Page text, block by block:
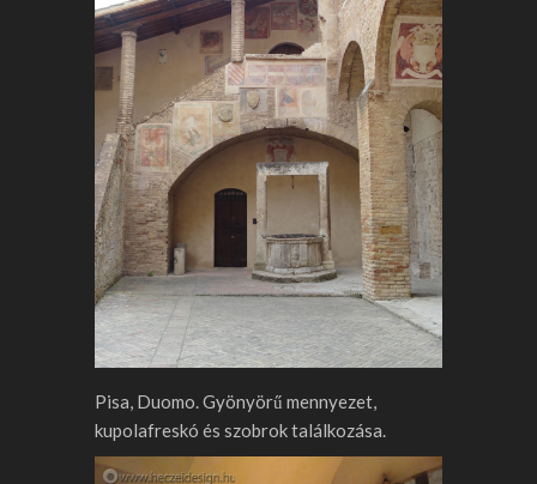
Pisa, Duomo. Gyönyörű mennyezet,
kupolafreskó és szobrok találkozása.